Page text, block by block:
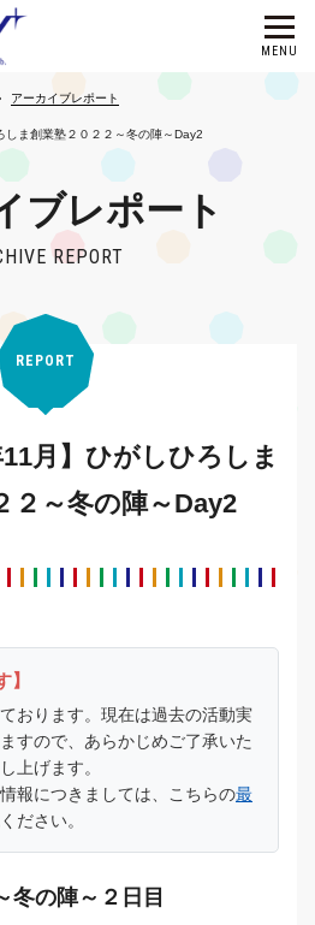
アーカイブレポート
しま創業塾２０２２～冬の陣～Day2
ブレポート
REPORT
REPORT
11月】ひがしひろしま
２～冬の陣～Day2
】
おります。現在は過去の活動実
すので、あらかじめご了承いた
上げます。
報につきましては、こちらの最
ださい。
冬の陣～２日目